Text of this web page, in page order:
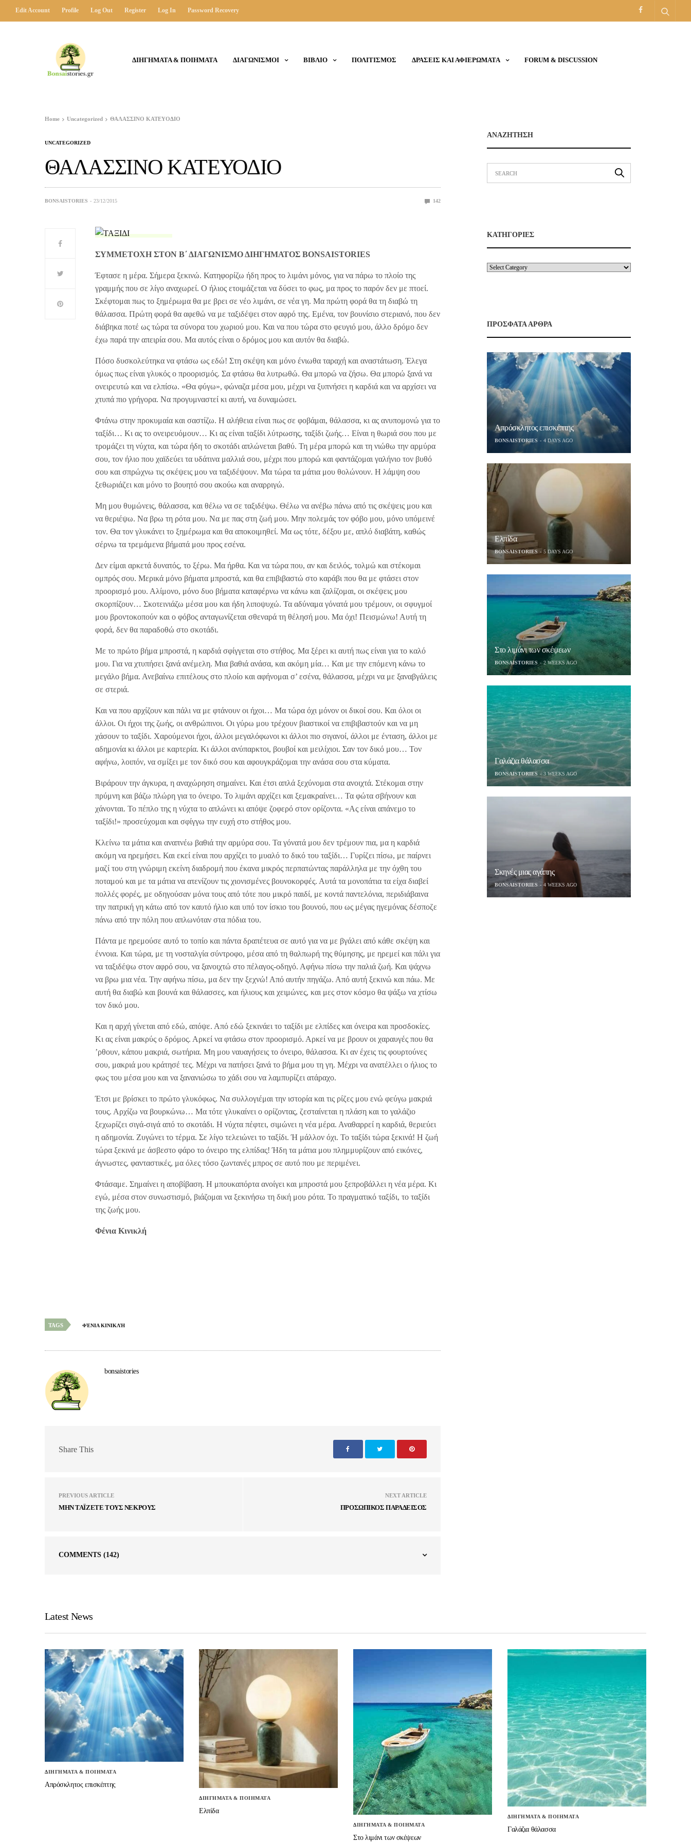
Edit Account Profile Log Out Register Log In Password Recovery
ΔΙΗΓΗΜΑΤΑ & ΠΟΙΗΜΑΤΑ ΔΙΑΓΩΝΙΣΜΟΙ ΒΙΒΛΙΟ ΠΟΛΙΤΙΣΜΟΣ ΔΡΑΣΕΙΣ ΚΑΙ ΑΦΙΕΡΩΜΑΤΑ FORUM & DISCUSSION
Home Uncategorized ΘΑΛΑΣΣΙΝΟ ΚΑΤΕΥΟΔΙΟ
UNCATEGORIZED
ΘΑΛΑΣΣΙΝΟ ΚΑΤΕΥΟΔΙΟ
BONSAISTORIES 23/12/2015 142
ΣΥΜΜΕΤΟΧΗ ΣΤΟΝ Β΄ ΔΙΑΓΩΝΙΣΜΟ ΔΙΗΓΗΜΑΤΟΣ BONSAISTORIES
Έφτασε η μέρα. Σήμερα ξεκινώ. Κατηφορίζω ήδη προς το λιμάνι μόνος, για να πάρω το πλοίο της
γραμμής που σε λίγο αναχωρεί. Ο ήλιος ετοιμάζεται να δύσει το φως, μα προς το παρόν δεν με πτοεί.
Σκέφτομαι πως το ξημέρωμα θα με βρει σε νέο λιμάνι, σε νέα γη. Μα πρώτη φορά θα τη διαβώ τη
θάλασσα. Πρώτη φορά θα αφεθώ να με ταξιδέψει στον αφρό της. Εμένα, τον βουνίσιο στεριανό, που δεν
διάβηκα ποτέ ως τώρα τα σύνορα του χωριού μου. Και να που τώρα στο φευγιό μου, άλλο δρόμο δεν
έχω παρά την απειρία σου. Μα αυτός είναι ο δρόμος μου και αυτόν θα διαβώ.
Πόσο δυσκολεύτηκα να φτάσω ως εδώ! Στη σκέψη και μόνο ένιωθα ταραχή και αναστάτωση. Έλεγα
όμως πως είναι γλυκός ο προορισμός. Σα φτάσω θα λυτρωθώ. Θα μπορώ να ζήσω. Θα μπορώ ξανά να
ονειρευτώ και να ελπίσω. «Θα φύγω», φώναζα μέσα μου, μέχρι να ξυπνήσει η καρδιά και να αρχίσει να
χτυπά πιο γρήγορα. Να προγυμναστεί κι αυτή, να δυναμώσει.
Φτάνω στην προκυμαία και σαστίζω. Η αλήθεια είναι πως σε φοβάμαι, θάλασσα, κι ας ανυπομονώ για το
ταξίδι… Κι ας το ονειρευόμουν… Κι ας είναι ταξίδι λύτρωσης, ταξίδι ζωής… Είναι η θωριά σου που με
τρομάζει τη νύχτα, και τώρα ήδη το σκοτάδι απλώνεται βαθύ. Τη μέρα μπορώ και τη νιώθω την αρμύρα
σου, τον ήλιο που χαϊδεύει τα υδάτινα μαλλιά σου, μέχρι που μπορώ και φαντάζομαι γαλήνιο τον βυθό
σου και σπρώχνω τις σκέψεις μου να ταξιδέψουν. Μα τώρα τα μάτια μου θολώνουν. Η λάμψη σου
ξεθωριάζει και μόνο το βουητό σου ακούω και αναρριγώ.
Μη μου θυμώνεις, θάλασσα, και θέλω να σε ταξιδέψω. Θέλω να ανέβω πάνω από τις σκέψεις μου και
να θεριέψω. Να βρω τη ρότα μου. Να με πας στη ζωή μου. Μην πολεμάς τον φόβο μου, μόνο υπόμεινέ
τον. Θα τον γλυκάνει το ξημέρωμα και θα αποκοιμηθεί. Μα ως τότε, δέξου με, απλό διαβάτη, καθώς
σέρνω τα τρεμάμενα βήματά μου προς εσένα.
Δεν είμαι αρκετά δυνατός, το ξέρω. Μα ήρθα. Και να τώρα που, αν και δειλός, τολμώ και στέκομαι
ομπρός σου. Μερικά μόνο βήματα μπροστά, και θα επιβιβαστώ στο καράβι που θα με φτάσει στον
προορισμό μου. Αλίμονο, μόνο δυο βήματα καταφέρνω να κάνω και ζαλίζομαι, οι σκέψεις μου
σκορπίζουν… Σκοτεινιάζω μέσα μου και ήδη λιποψυχώ. Τα αδύναμα γόνατά μου τρέμουν, οι σφυγμοί
μου βροντοκοπούν και ο φόβος ανταγωνίζεται σθεναρά τη θέλησή μου. Μα όχι! Πεισμώνω! Αυτή τη
φορά, δεν θα παραδοθώ στο σκοτάδι.
Με το πρώτο βήμα μπροστά, η καρδιά σφίγγεται στο στήθος. Μα ξέρει κι αυτή πως είναι για το καλό
μου. Για να χτυπήσει ξανά ανέμελη. Μια βαθιά ανάσα, και ακόμη μία… Και με την επόμενη κάνω το
μεγάλο βήμα. Ανεβαίνω επιτέλους στο πλοίο και αφήνομαι σ’ εσένα, θάλασσα, μέχρι να με ξαναβγάλεις
σε στεριά.
Και να που αρχίζουν και πάλι να με φτάνουν οι ήχοι… Μα τώρα όχι μόνον οι δικοί σου. Και όλοι οι
άλλοι. Οι ήχοι της ζωής, οι ανθρώπινοι. Οι γύρω μου τρέχουν βιαστικοί να επιβιβαστούν και να μη
χάσουν το ταξίδι. Χαρούμενοι ήχοι, άλλοι μεγαλόφωνοι κι άλλοι πιο σιγανοί, άλλοι με ένταση, άλλοι με
αδημονία κι άλλοι με καρτερία. Κι άλλοι ανύπαρκτοι, βουβοί και μειλίχιοι. Σαν τον δικό μου… Τον
αφήνω, λοιπόν, να σμίξει με τον δικό σου και αφουγκράζομαι την ανάσα σου στα κύματα.
Βιράρουν την άγκυρα, η αναχώρηση σημαίνει. Και έτσι απλά ξεχύνομαι στα ανοιχτά. Στέκομαι στην
πρύμνη και βάζω πλώρη για το όνειρο. Το λιμάνι αρχίζει και ξεμακραίνει… Τα φώτα σβήνουν και
χάνονται. Το πέπλο της η νύχτα το απλώνει κι απόψε ζοφερό στον ορίζοντα. «Ας είναι απάνεμο το
ταξίδι!» προσεύχομαι και σφίγγω την ευχή στο στήθος μου.
Κλείνω τα μάτια και αναπνέω βαθιά την αρμύρα σου. Τα γόνατά μου δεν τρέμουν πια, μα η καρδιά
ακόμη να ηρεμήσει. Και εκεί είναι που αρχίζει το μυαλό το δικό του ταξίδι… Γυρίζει πίσω, με παίρνει
μαζί του στη γνώριμη εκείνη διαδρομή που έκανα μικρός περπατώντας παράλληλα με την όχθη του
ποταμού και με τα μάτια να ατενίζουν τις χιονισμένες βουνοκορφές. Αυτά τα μονοπάτια τα είχα διαβεί
πολλές φορές, με οδηγούσαν μόνα τους από τότε που μικρό παιδί, με κοντά παντελόνια, περιδιάβαινα
την πατρική γη κάτω από τον καυτό ήλιο και υπό τον ίσκιο του βουνού, που ως μέγας ηγεμόνας δέσποζε
πάνω από την πόλη που απλωνόταν στα πόδια του.
Πάντα με ηρεμούσε αυτό το τοπίο και πάντα δραπέτευα σε αυτό για να με βγάλει από κάθε σκέψη και
έννοια. Και τώρα, με τη νοσταλγία σύντροφο, μέσα από τη θαλπωρή της θύμησης, με ηρεμεί και πάλι για
να ταξιδέψω στον αφρό σου, να ξανοιχτώ στο πέλαγος-οδηγό. Αφήνω πίσω την παλιά ζωή. Και ψάχνω
να βρω μια νέα. Την αφήνω πίσω, μα δεν την ξεχνώ! Από αυτήν πηγάζω. Από αυτή ξεκινώ και πάω. Με
αυτή θα διαβώ και βουνά και θάλασσες, και ήλιους και χειμώνες, και μες στον κόσμο θα ψάξω να χτίσω
τον δικό μου.
Και η αρχή γίνεται από εδώ, απόψε. Από εδώ ξεκινάει το ταξίδι με ελπίδες και όνειρα και προσδοκίες.
Κι ας είναι μακρύς ο δρόμος. Αρκεί να φτάσω στον προορισμό. Αρκεί να με βρουν οι χαραυγές που θα
’ρθουν, κάπου μακριά, σωτήρια. Μη μου ναυαγήσεις το όνειρο, θάλασσα. Κι αν έχεις τις φουρτούνες
σου, μακριά μου κράτησέ τες. Μέχρι να πατήσει ξανά το βήμα μου τη γη. Μέχρι να ανατέλλει ο ήλιος το
φως του μέσα μου και να ξανανιώσω το χάδι σου να λαμπυρίζει ατάραχο.
Έτσι με βρίσκει το πρώτο γλυκόφως. Να συλλογιέμαι την ιστορία και τις ρίζες μου ενώ φεύγω μακριά
τους. Αρχίζω να βουρκώνω… Μα τότε γλυκαίνει ο ορίζοντας, ζεσταίνεται η πλάση και το γαλάζιο
ξεχωρίζει σιγά-σιγά από το σκοτάδι. Η νύχτα πέφτει, σιμώνει η νέα μέρα. Αναθαρρεί η καρδιά, θεριεύει
η αδημονία. Ζυγώνει το τέρμα. Σε λίγο τελειώνει το ταξίδι. Ή μάλλον όχι. Το ταξίδι τώρα ξεκινά! Η ζωή
τώρα ξεκινά με άσβεστο φάρο το όνειρο της ελπίδας! Ήδη τα μάτια μου πλημμυρίζουν από εικόνες,
άγνωστες, φανταστικές, μα όλες τόσο ζωντανές μπρος σε αυτό που με περιμένει.
Φτάσαμε. Σημαίνει η αποβίβαση. Η μπουκαπόρτα ανοίγει και μπροστά μου ξεπροβάλλει η νέα μέρα. Κι
εγώ, μέσα στον συνωστισμό, βιάζομαι να ξεκινήσω τη δική μου ρότα. Το πραγματικό ταξίδι, το ταξίδι
της ζωής μου.
Φένια Κινικλή
TAGS ΦΈΝΙΑ ΚΙΝΙΚΛΉ
bonsaistories
Share This
PREVIOUS ARTICLE
ΜΗΝ ΤΑÏΖΕΤΕ ΤΟΥΣ ΝΕΚΡΟΥΣ
NEXT ARTICLE
ΠΡΟΣΩΠΙΚΟΣ ΠΑΡΑΔΕΙΣΟΣ
COMMENTS (142)
ΑΝΑΖΗΤΗΣΗ
ΚΑΤΗΓΟΡΙΕΣ
ΠΡΟΣΦΑΤΑ ΑΡΘΡΑ
Απρόσκλητος επισκέπτης
BONSAISTORIES 4 DAYS AGO
Ελπίδα
BONSAISTORIES 5 DAYS AGO
Στο λιμάνι των σκέψεων
BONSAISTORIES 2 WEEKS AGO
Γαλάζια θάλασσα
BONSAISTORIES 3 WEEKS AGO
Σκηνές μιας αγάπης
BONSAISTORIES 4 WEEKS AGO
Latest News
ΔΙΗΓΗΜΑΤΑ & ΠΟΙΗΜΑΤΑ
Απρόσκλητος επισκέπτης
ΔΙΗΓΗΜΑΤΑ & ΠΟΙΗΜΑΤΑ
Ελπίδα
ΔΙΗΓΗΜΑΤΑ & ΠΟΙΗΜΑΤΑ
Στο λιμάνι των σκέψεων
ΔΙΗΓΗΜΑΤΑ & ΠΟΙΗΜΑΤΑ
Γαλάζια θάλασσα